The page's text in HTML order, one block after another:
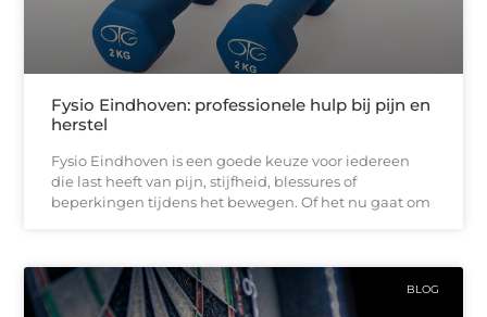
Fysio Eindhoven: professionele hulp bij pijn en
herstel
Fysio Eindhoven is een goede keuze voor iedereen
die last heeft van pijn, stijfheid, blessures of
beperkingen tijdens het bewegen. Of het nu gaat om
BLOG